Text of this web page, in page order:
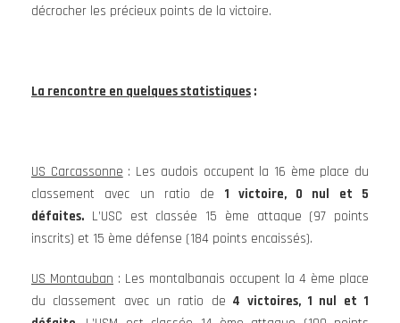
décrocher les précieux points de la victoire.
La rencontre en quelques statistiques :
US Carcassonne : Les audois occupent la 16 ème place du
classement avec un ratio de 1 victoire, 0 nul et 5
défaites. L’USC est classée 15 ème attaque (97 points
inscrits) et 15 ème défense (184 points encaissés).
US Montauban : Les montalbanais occupent la 4 ème place
du classement avec un ratio de 4 victoires, 1 nul et 1